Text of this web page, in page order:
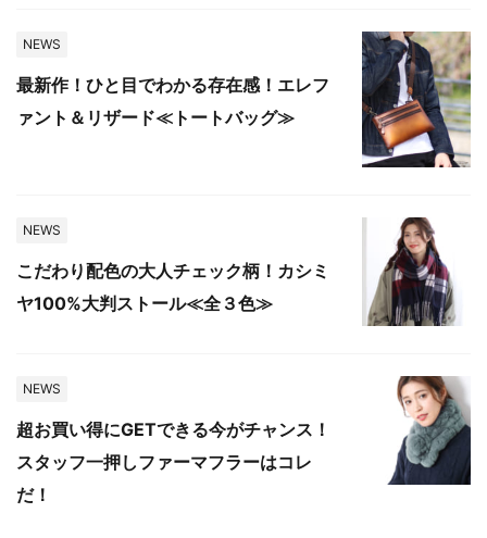
NEWS
最新作！ひと目でわかる存在感！エレフ
ァント＆リザード≪トートバッグ≫
NEWS
こだわり配色の大人チェック柄！カシミ
ヤ100%大判ストール≪全３色≫
NEWS
超お買い得にGETできる今がチャンス！
スタッフ一押しファーマフラーはコレ
だ！